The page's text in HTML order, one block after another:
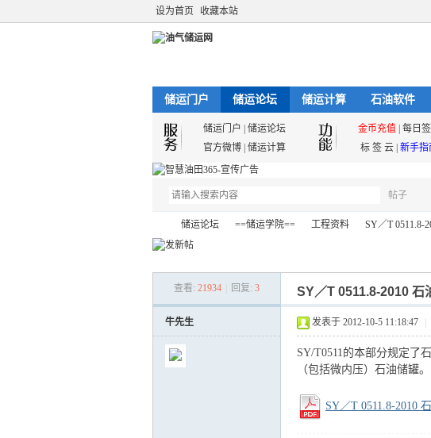
设为首页 收藏本站
储运门户 储运论坛 储运计算 石油软件
储运门户 储运论坛 金币充值 每日签
官方微博 储运计算 标 签 云 新手指
帖子
储运论坛
›
==储运学院==
›
工程资料
›
SY／T 0511.8-
查看: 21934 回复: 3 SY／T 0511.8-2010 石
牛先生 发表于 2012-10-5 11:18:47
SY/T0511的本部分规定了
（包括微内压）石油储罐。
SY／T 0511.8-2010